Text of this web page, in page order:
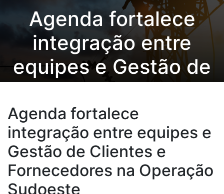
Agenda fortalece
integração entre
equipes e Gestão de
Fornecedores na
Operação Sudoeste
Agenda fortalece
integração entre equipes e
Gestão de Clientes e
Fornecedores na Operação
Sudoeste